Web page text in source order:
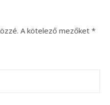
A kötelező mezőket *